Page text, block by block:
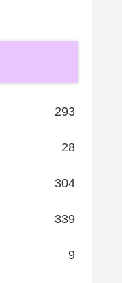
293
28
304
339
9